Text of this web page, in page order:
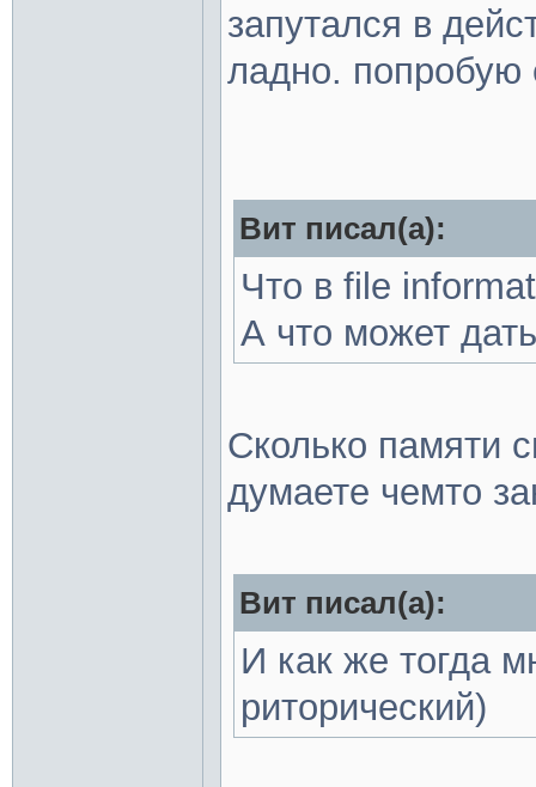
запутался в
ладно. попробую
Вит писал(а):
Что в file
А что может
Сколько памяти
думаете чемто
Вит писал(а):
И как же тогда
риторический)